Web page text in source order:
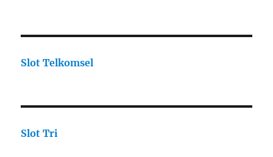
Slot Telkomsel
Slot Tri